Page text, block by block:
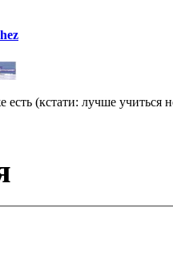
(кстати: лучше учиться